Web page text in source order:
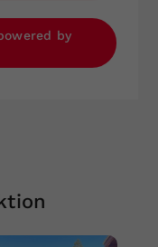
by